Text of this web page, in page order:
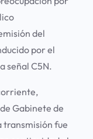
del
por el
señal C5N.
Gabinete de
transmisión fue